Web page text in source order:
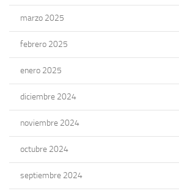
marzo 2025
febrero 2025
enero 2025
diciembre 2024
noviembre 2024
octubre 2024
septiembre 2024